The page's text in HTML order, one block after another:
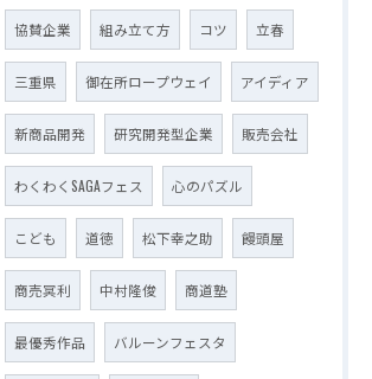
協賛企業 組み立て方 コツ 立春
三重県 御在所ロープウェイ アイディア
新商品開発 研究開発型企業 販売会社
わくわくSAGAフェス 心のパズル
こども 道徳 松下幸之助 饅頭屋
商売冥利 中村隆俊 商道塾
最優秀作品 バルーンフェスタ